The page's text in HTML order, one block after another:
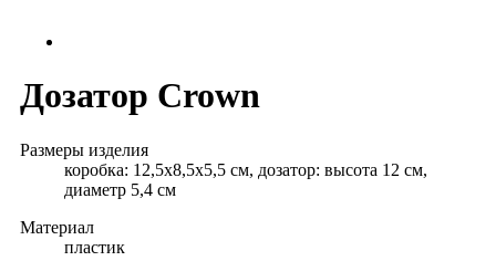
Дозатор Crown
Размеры изделия
коробка: 12,5х8,5х5,5 см, дозатор: высота 12 см,
диаметр 5,4 см
Материал
пластик